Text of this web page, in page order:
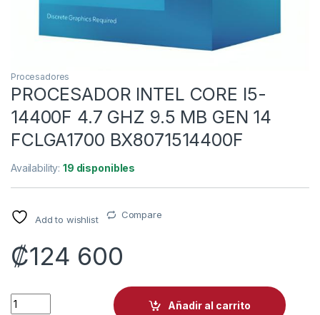
Procesadores
PROCESADOR INTEL CORE I5-
14400F 4.7 GHZ 9.5 MB GEN 14
FCLGA1700 BX8071514400F
Availability:19 disponibles
Add to wishlist Compare
₡124 600
PROCESADOR INTEL CORE I5-14400F 4.7 GHZ 9.5 MB GEN
Añadir al carrito